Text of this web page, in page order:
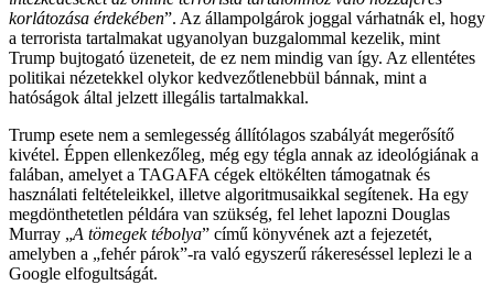
korlátozása érdekében”. Az állampolgárok joggal várhatnák el, hogy
a terrorista tartalmakat ugyanolyan buzgalommal kezelik, mint
Trump bujtogató üzeneteit, de ez nem mindig van így. Az ellentétes
politikai nézetekkel olykor kedvezőtlenebbül bánnak, mint a
hatóságok által jelzett illegális tartalmakkal.
Trump esete nem a semlegesség állítólagos szabályát megerősítő
kivétel. Éppen ellenkezőleg, még egy tégla annak az ideológiának a
falában, amelyet a TAGAFA cégek eltökélten támogatnak és
használati feltételeikkel, illetve algoritmusaikkal segítenek. Ha egy
megdönthetetlen példára van szükség, fel lehet lapozni Douglas
Murray „A tömegek tébolya” című könyvének azt a fejezetét,
amelyben a „fehér párok”-ra való egyszerű rákereséssel leplezi le a
Google elfogultságát.